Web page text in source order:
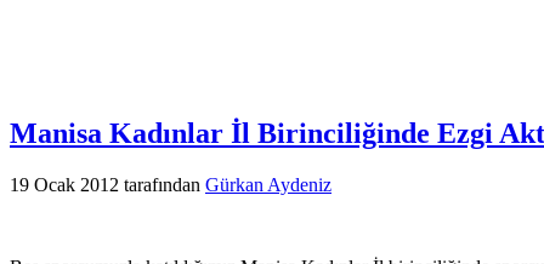
Manisa Kadınlar İl Birinciliğinde Ezgi
19 Ocak 2012 tarafından Gürkan Aydeniz